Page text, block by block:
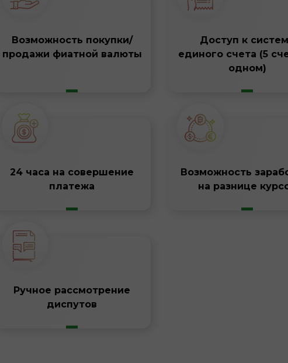
Возможность покупки/
продажи фиатной валюты
Доступ к
единого счета (5
одном)
24 часа на совершение
платежа
Возможность
на разнице
Ручное рассмотрение
диспутов